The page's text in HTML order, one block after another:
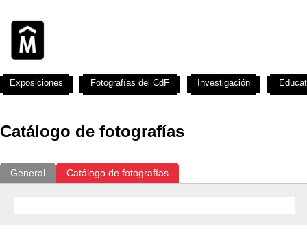
Catálogo de fotografías
General Catálogo de fotografías
Exposiciones Fotografías del CdF Investigación